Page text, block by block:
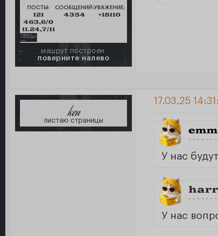
ПОСТЫ:
121
463,6/0
11.24,7/11
СООБЩЕНИЙ:
4354
УВАЖЕНИЕ:
+18110
машрут построен:
поверните налево
ken
листаю страницы
17.03.25
У нас
У нас